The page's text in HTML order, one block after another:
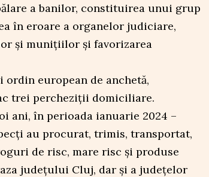
a banilor, constituirea unui grup
în eroare a organelor judiciare,
și munițiilor și favorizarea
ordin european de anchetă,
trei percheziții domiciliare.
ani, în perioada ianuarie 2024 –
au procurat, trimis, transportat,
de risc, mare risc și produse
județului Cluj, dar și a județelor